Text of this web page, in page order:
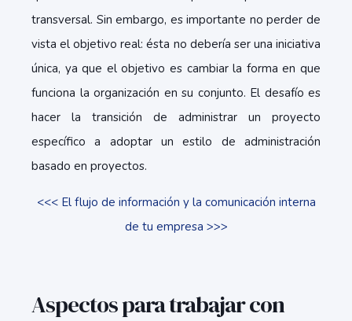
transversal. Sin embargo, es importante no perder de
vista el objetivo real: ésta no debería ser una iniciativa
única, ya que el objetivo es cambiar la forma en que
funciona la organización en su conjunto. El desafío es
hacer la transición de administrar un proyecto
específico a adoptar un estilo de administración
basado en proyectos.
<<< El flujo de información y la comunicación interna
de tu empresa >>>
Aspectos para trabajar con